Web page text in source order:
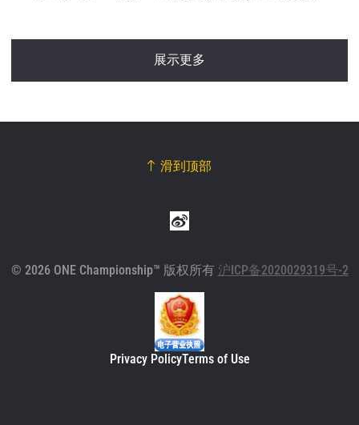
展示更多
滑到顶部
© 2026 ONE Championship™ 版权所有 沪ICP备2020029319号-2
Privacy PolicyTerms of Use